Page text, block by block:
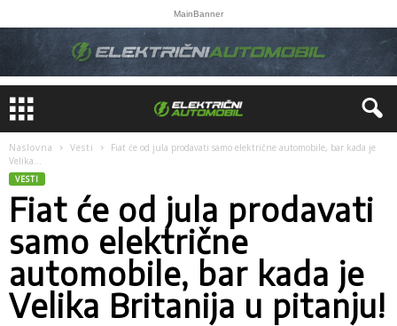
MainBanner
Naslovna Vesti
Fiat će od jula prodavati samo električne automobile, bar kada je
Velika...
VESTI
Fiat će od jula prodavati
samo električne
automobile, bar kada je
Velika Britanija u pitanju!